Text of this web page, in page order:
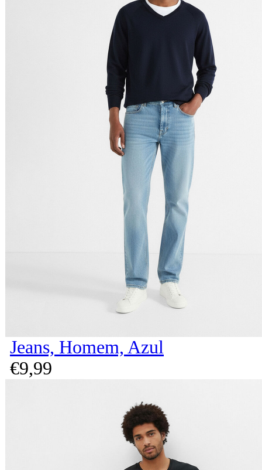
Jeans, Homem, Azul
€9,99